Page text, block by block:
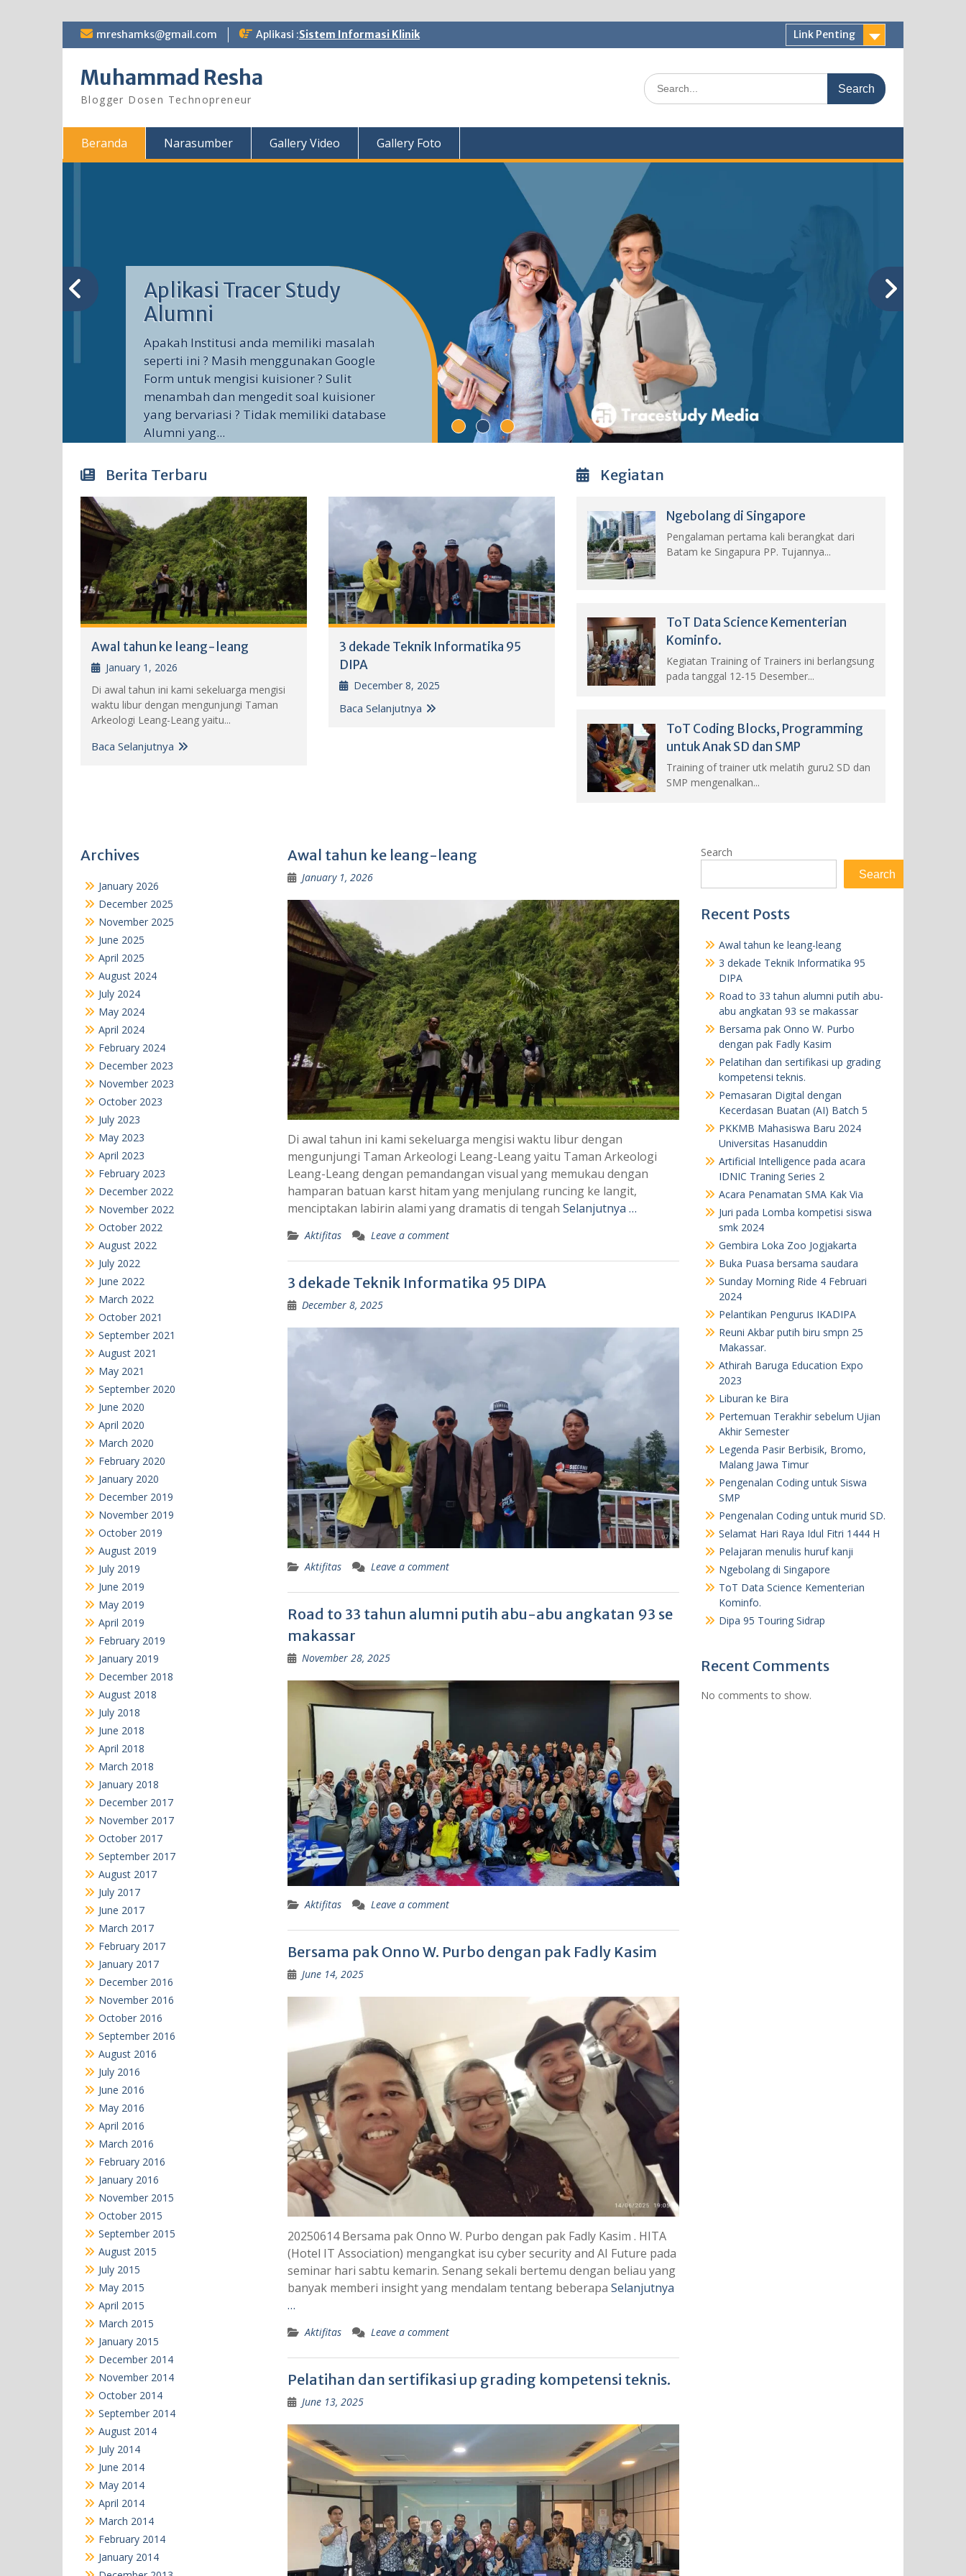
Skip mreshamks@gmail.com Aplikasi :Sistem Informasi Klinik Link Penting
Muhammad Resha
Blogger Dosen Technopreneur
Search
for:
Beranda Narasumber Gallery Video Gallery Foto
Aplikasi Tracer Study
Alumni
Apakah Institusi anda memiliki masalah
seperti ini ? Masih menggunakan Google
Form untuk mengisi kuisioner ? Sulit
menambah dan mengedit soal kuisioner
yang bervariasi ? Tidak memiliki database
Alumni yang...
Berita Terbaru
Awal tahun ke leang-leang
January 1, 2026
Di awal tahun ini kami sekeluarga mengisi
waktu libur dengan mengunjungi Taman
Arkeologi Leang-Leang yaitu...
Baca Selanjutnya
3 dekade Teknik Informatika 95
DIPA
December 8, 2025
Baca Selanjutnya
Kegiatan
Ngebolang di Singapore
Pengalaman pertama kali berangkat dari
Batam ke Singapura PP. Tujannya...
ToT Data Science Kementerian
Kominfo.
Kegiatan Training of Trainers ini berlangsung
pada tanggal 12-15 Desember...
ToT Coding Blocks, Programming
untuk Anak SD dan SMP
Training of trainer utk melatih guru2 SD dan
SMP mengenalkan...
Awal tahun ke leang-leang
January 1, 2026
Di awal tahun ini kami sekeluarga mengisi waktu libur dengan
mengunjungi Taman Arkeologi Leang-Leang yaitu Taman Arkeologi
Leang-Leang dengan pemandangan visual yang memukau dengan
hamparan batuan karst hitam yang menjulang runcing ke langit,
menciptakan labirin alami yang dramatis di tengah Selanjutnya …
Aktifitas Leave a comment
3 dekade Teknik Informatika 95 DIPA
December 8, 2025
Aktifitas Leave a comment
Road to 33 tahun alumni putih abu-abu angkatan 93 se
makassar
November 28, 2025
Aktifitas Leave a comment
Bersama pak Onno W. Purbo dengan pak Fadly Kasim
June 14, 2025
20250614 Bersama pak Onno W. Purbo dengan pak Fadly Kasim . HITA
(Hotel IT Association) mengangkat isu cyber security and AI Future pada
seminar hari sabtu kemarin. Senang sekali bertemu dengan beliau yang
banyak memberi insight yang mendalam tentang beberapa Selanjutnya
…
Aktifitas Leave a comment
Pelatihan dan sertifikasi up grading kompetensi teknis.
June 13, 2025
Search
Search
Recent Posts
Awal tahun ke leang-leang
3 dekade Teknik Informatika 95
DIPA
Road to 33 tahun alumni putih abu-
abu angkatan 93 se makassar
Bersama pak Onno W. Purbo
dengan pak Fadly Kasim
Pelatihan dan sertifikasi up grading
kompetensi teknis.
Pemasaran Digital dengan
Kecerdasan Buatan (AI) Batch 5
PKKMB Mahasiswa Baru 2024
Universitas Hasanuddin
Artificial Intelligence pada acara
IDNIC Traning Series 2
Acara Penamatan SMA Kak Via
Juri pada Lomba kompetisi siswa
smk 2024
Gembira Loka Zoo Jogjakarta
Buka Puasa bersama saudara
Sunday Morning Ride 4 Februari
2024
Pelantikan Pengurus IKADIPA
Reuni Akbar putih biru smpn 25
Makassar.
Athirah Baruga Education Expo
2023
Liburan ke Bira
Pertemuan Terakhir sebelum Ujian
Akhir Semester
Legenda Pasir Berbisik, Bromo,
Malang Jawa Timur
Pengenalan Coding untuk Siswa
SMP
Pengenalan Coding untuk murid SD.
Selamat Hari Raya Idul Fitri 1444 H
Pelajaran menulis huruf kanji
Ngebolang di Singapore
ToT Data Science Kementerian
Kominfo.
Dipa 95 Touring Sidrap
Recent Comments
No comments to show.
Archives
January 2026
December 2025
November 2025
June 2025
April 2025
August 2024
July 2024
May 2024
April 2024
February 2024
December 2023
November 2023
October 2023
July 2023
May 2023
April 2023
February 2023
December 2022
November 2022
October 2022
August 2022
July 2022
June 2022
March 2022
October 2021
September 2021
August 2021
May 2021
September 2020
June 2020
April 2020
March 2020
February 2020
January 2020
December 2019
November 2019
October 2019
August 2019
July 2019
June 2019
May 2019
April 2019
February 2019
January 2019
December 2018
August 2018
July 2018
June 2018
April 2018
March 2018
January 2018
December 2017
November 2017
October 2017
September 2017
August 2017
July 2017
June 2017
March 2017
February 2017
January 2017
December 2016
November 2016
October 2016
September 2016
August 2016
July 2016
June 2016
May 2016
April 2016
March 2016
February 2016
January 2016
November 2015
October 2015
September 2015
August 2015
July 2015
May 2015
April 2015
March 2015
January 2015
December 2014
November 2014
October 2014
September 2014
August 2014
July 2014
June 2014
May 2014
April 2014
March 2014
February 2014
January 2014